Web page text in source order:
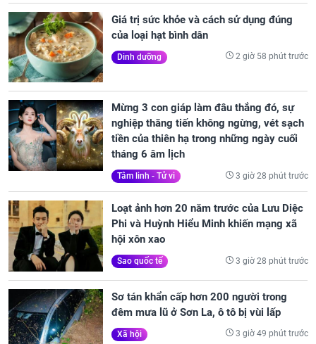
Giá trị sức khỏe và cách sử dụng đúng
của loại hạt bình dân
Dinh dưỡng 2 giờ 58 phút trước
Mừng 3 con giáp làm đâu thắng đó, sự
nghiệp thăng tiến không ngừng, vét sạch
tiền của thiên hạ trong những ngày cuối
tháng 6 âm lịch
Tâm linh - Tử vi 3 giờ 28 phút trước
Loạt ảnh hơn 20 năm trước của Lưu Diệc
Phi và Huỳnh Hiểu Minh khiến mạng xã
hội xôn xao
Sao quốc tế 3 giờ 28 phút trước
Sơ tán khẩn cấp hơn 200 người trong
đêm mưa lũ ở Sơn La, ô tô bị vùi lấp
Xã hội 3 giờ 49 phút trước